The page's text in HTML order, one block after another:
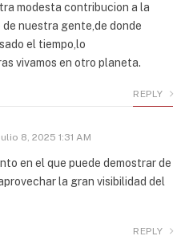
modesta contribucion a la
nuestra gente,de donde
el tiempo,lo
vivamos en otro planeta.
REPLY
julio 8, 2025 1:31 AM
en el que puede demostrar de
la gran visibilidad del
REPLY